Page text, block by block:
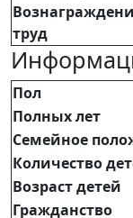
труд
Пол
Полных лет
Семейное
Количество
Возраст детей
Гражданство